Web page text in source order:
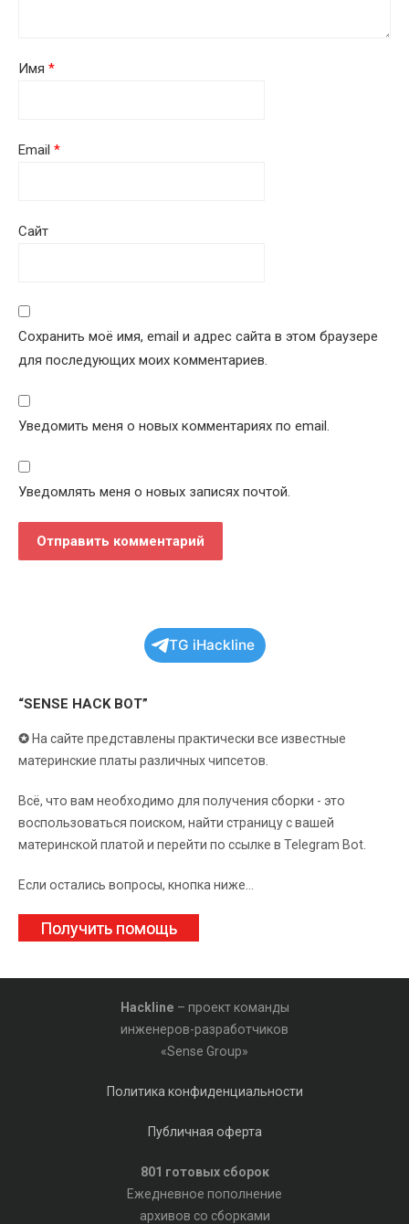
Имя *
Email *
Сайт
Сохранить моё имя, email и адрес сайта в этом браузере
для последующих моих комментариев.
Уведомить меня о новых комментариях по email.
Уведомлять меня о новых записях почтой.
TG iHackline
“SENSE HACK BOT”
✪ На сайте представлены практически все известные
материнские платы различных чипсетов.
Всё, что вам необходимо для получения сборки - это
воспользоваться поиском, найти страницу с вашей
материнской платой и перейти по ссылке в Telegram Bot.
Если остались вопросы, кнопка ниже...
Получить помощь
Hackline – проект команды
инженеров-разработчиков
«Sense Group»
Политика конфиденциальности
Публичная оферта
801 готовых сборок
Ежедневное пополнение
архивов со сборками